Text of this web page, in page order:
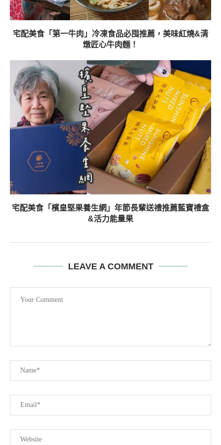
宅配美食「第一牛肉」冷凍食品必囤推薦，美味紅燒&清
燉匠心牛肉麵！
宅配美食「檳皇堅果養生網」年節長輩送禮推薦藍寶禮盒
&活力能量果
LEAVE A COMMENT